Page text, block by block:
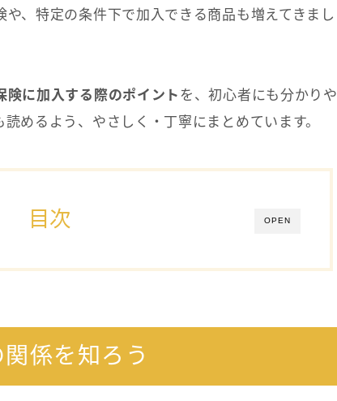
、特定の条件下で加入できる商品も増えてきまし
険に加入する際のポイント を、初心者にも分かりや
めるよう、やさしく・丁寧にまとめています。
OPEN
目次
係を知ろう